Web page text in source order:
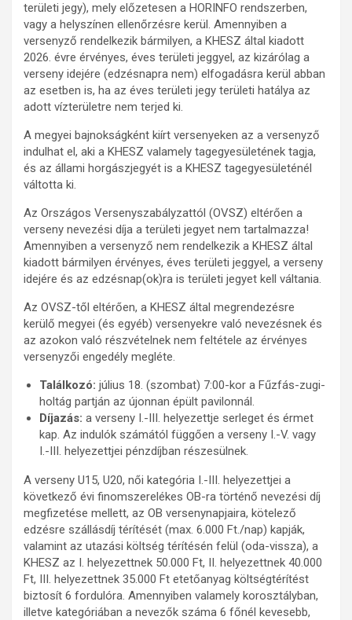
területi jegy), mely előzetesen a HORINFO rendszerben,
vagy a helyszínen ellenőrzésre kerül. Amennyiben a
versenyző rendelkezik bármilyen, a KHESZ által kiadott
2026. évre érvényes, éves területi jeggyel, az kizárólag a
verseny idejére (edzésnapra nem) elfogadásra kerül abban
az esetben is, ha az éves területi jegy területi hatálya az
adott vízterületre nem terjed ki.
A megyei bajnokságként kiírt versenyeken az a versenyző
indulhat el, aki a KHESZ valamely tagegyesületének tagja,
és az állami horgászjegyét is a KHESZ tagegyesületénél
váltotta ki.
Az Országos Versenyszabályzattól (OVSZ) eltérően a
verseny nevezési díja a területi jegyet nem tartalmazza!
Amennyiben a versenyző nem rendelkezik a KHESZ által
kiadott bármilyen érvényes, éves területi jeggyel, a verseny
idejére és az edzésnap(ok)ra is területi jegyet kell váltania.
Az OVSZ-től eltérően, a KHESZ által megrendezésre
kerülő megyei (és egyéb) versenyekre való nevezésnek és
az azokon való részvételnek nem feltétele az érvényes
versenyzői engedély megléte.
Találkozó: július 18. (szombat) 7:00-kor a Fűzfás-zugi-
holtág partján az újonnan épült pavilonnál.
Díjazás: a verseny I.-III. helyezettje serleget és érmet
kap. Az indulók számától függően a verseny I.-V. vagy
I.-III. helyezettjei pénzdíjban részesülnek.
A verseny U15, U20, női kategória I.-III. helyezettjei a
következő évi finomszerelékes OB-ra történő nevezési díj
megfizetése mellett, az OB versenynapjaira, kötelező
edzésre szállásdíj térítését (max. 6.000 Ft./nap) kapják,
valamint az utazási költség térítésén felül (oda-vissza), a
KHESZ az I. helyezettnek 50.000 Ft, II. helyezettnek 40.000
Ft, III. helyezettnek 35.000 Ft etetőanyag költségtérítést
biztosít 6 fordulóra. Amennyiben valamely korosztályban,
illetve kategóriában a nevezők száma 6 főnél kevesebb,